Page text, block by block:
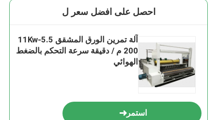
احصل على افضل سعر ل
آلة تمرين الورق المشقق 5.5-11Kw
200 م / دقيقة سرعة التحكم بالضغط
الهوائي
استمر